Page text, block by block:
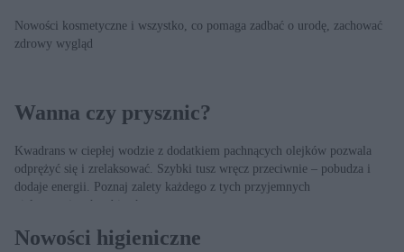
Nowości kosmetyczne i wszystko, co pomaga zadbać o urodę, zachować
zdrowy wygląd
Wanna czy prysznic?
Kwadrans w ciepłej wodzie z dodatkiem pachnących olejków pozwala
odprężyć się i zrelaksować. Szybki tusz wręcz przeciwnie – pobudza i
dodaje energii. Poznaj zalety każdego z tych przyjemnych
pielęgnacyjnych zabiegów.
Nowości higieniczne